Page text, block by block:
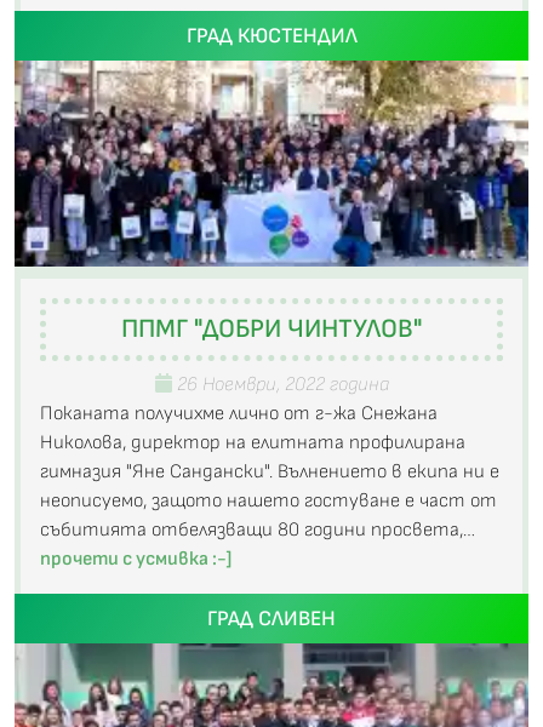
ГРАД КЮСТЕНДИЛ
ППМГ "ДОБРИ ЧИНТУЛОВ"
26 Ноември, 2022 година
Поканата получихме лично от г-жа Снежана
Николова, директор на елитната профилирана
гимназия "Яне Сандански". Вълнението в екипа ни е
неописуемо, защото нашето гостуване е част от
събитията отбелязващи 80 години просвета,…
прочети с усмивка :-]
ГРАД СЛИВЕН